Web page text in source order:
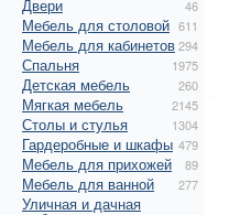
Двери 46
Мебель для столовой 611
Мебель для кабинетов294
Спальня 1975
Детская мебель 260
Мягкая мебель 2145
Столы и стулья 1304
Гардеробные и шкафы 479
Мебель для прихожей 89
Мебель для ванной 277
Уличная и дачная